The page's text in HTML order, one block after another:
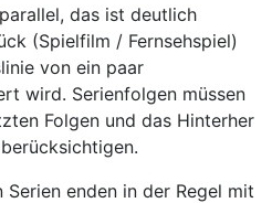
das ist deutlich
(Spielfilm / Fernsehspiel)
von ein paar
wird. Serienfolgen müssen
Folgen und das Hinterher
Serien enden in der Regel mit